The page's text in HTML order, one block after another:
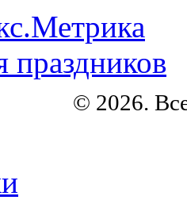
праздников
© 2026.